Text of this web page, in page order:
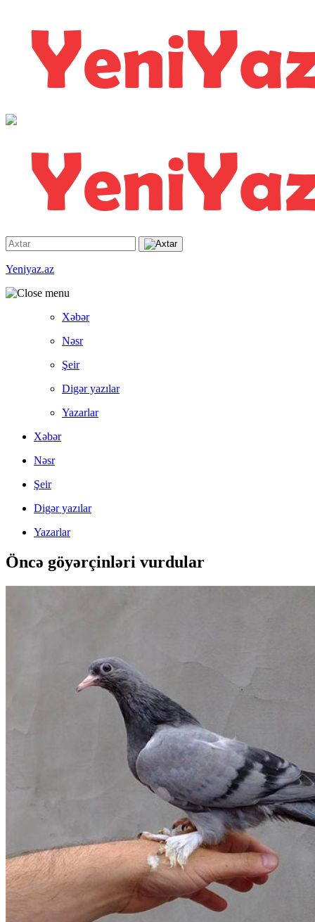
Yeniyaz.az
Xəbər
Nəsr
Şeir
Digər yazılar
Yazarlar
Xəbər
Nəsr
Şeir
Digər yazılar
Yazarlar
Öncə göyərçinləri vurdular